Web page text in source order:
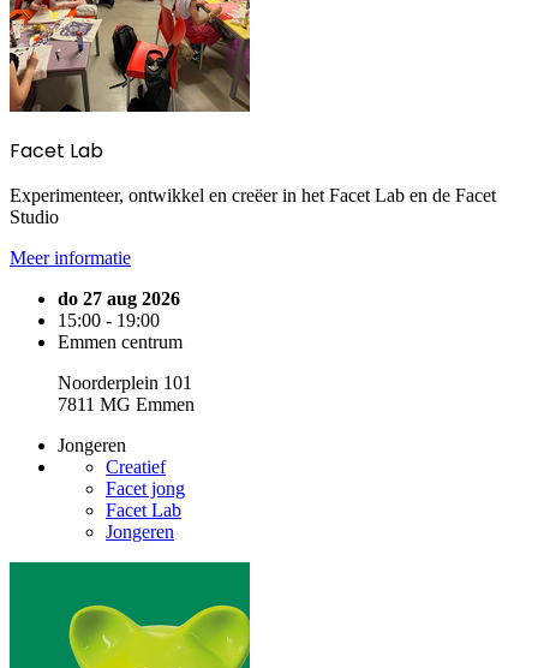
Facet Lab
Experimenteer, ontwikkel en creëer in het Facet Lab en de Facet
Studio
Meer informatie
do 27 aug 2026
15:00 - 19:00
Emmen centrum
Noorderplein 101
7811 MG Emmen
Jongeren
Creatief
Facet jong
Facet Lab
Jongeren